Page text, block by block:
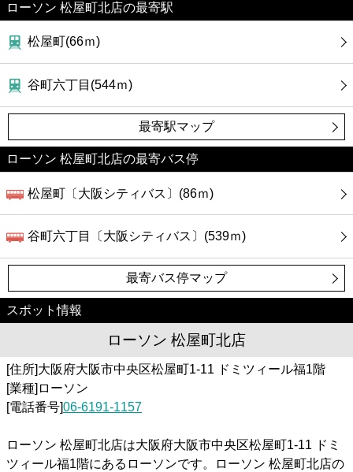
ローソン 松屋町北店の最寄駅
松屋町(66ｍ)
谷町六丁目(544ｍ)
最寄駅マップ
ローソン 松屋町北店の最寄バス停
松屋町〔大阪シティバス〕(86ｍ)
谷町六丁目〔大阪シティバス〕(539ｍ)
最寄バス停マップ
スポット情報
ローソン 松屋町北店
[住所]大阪府大阪市中央区松屋町1-11 ドミツィール福1階
[業種]ローソン
[電話番号]06-6191-1157
ローソン 松屋町北店は大阪府大阪市中央区松屋町1-11 ドミ
ツィール福1階にあるローソンです。ローソン 松屋町北店の